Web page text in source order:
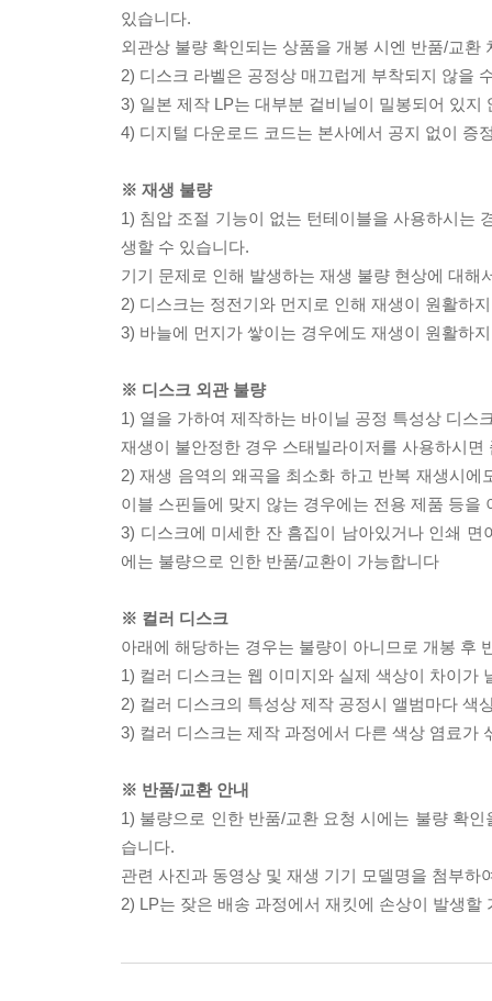
있습니다.
외관상 불량 확인되는 상품을 개봉 시엔 반품/교환
2) 디스크 라벨은 공정상 매끄럽게 부착되지 않을
3) 일본 제작 LP는 대부분 겉비닐이 밀봉되어 있지
4) 디지털 다운로드 코드는 본사에서 공지 없이 증
※ 재생 불량
1) 침압 조절 기능이 없는 턴테이블을 사용하시는
생할 수 있습니다.
기기 문제로 인해 발생하는 재생 불량 현상에 대
2) 디스크는 정전기와 먼지로 인해 재생이 원활하
3) 바늘에 먼지가 쌓이는 경우에도 재생이 원활하
※ 디스크 외관 불량
1) 열을 가하여 제작하는 바이닐 공정 특성상 디스
재생이 불안정한 경우 스태빌라이저를 사용하시
2) 재생 음역의 왜곡을 최소화 하고 반복 재생시
이블 스핀들에 맞지 않는 경우에는 전용 제품 등
3) 디스크에 미세한 잔 흠집이 남아있거나 인쇄
에는 불량으로 인한 반품/교환이 가능합니다
※ 컬러 디스크
아래에 해당하는 경우는 불량이 아니므로 개봉 후
1) 컬러 디스크는 웹 이미지와 실제 색상이 차이가
2) 컬러 디스크의 특성상 제작 공정시 앨범마다 색
3) 컬러 디스크는 제작 과정에서 다른 색상 염료가
※ 반품/교환 안내
1) 불량으로 인한 반품/교환 요청 시에는 불량 확
습니다.
관련 사진과 동영상 및 재생 기기 모델명을 첨부하
2) LP는 잦은 배송 과정에서 재킷에 손상이 발생